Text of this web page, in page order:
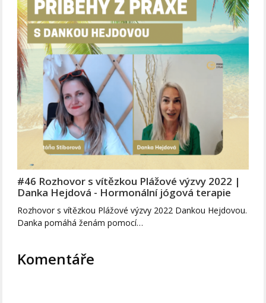
#46 Rozhovor s vítězkou Plážové výzvy 2022 |
Danka Hejdová - Hormonální jógová terapie
Rozhovor s vítězkou Plážové výzvy 2022 Dankou Hejdovou.
Danka pomáhá ženám pomocí…
Komentáře